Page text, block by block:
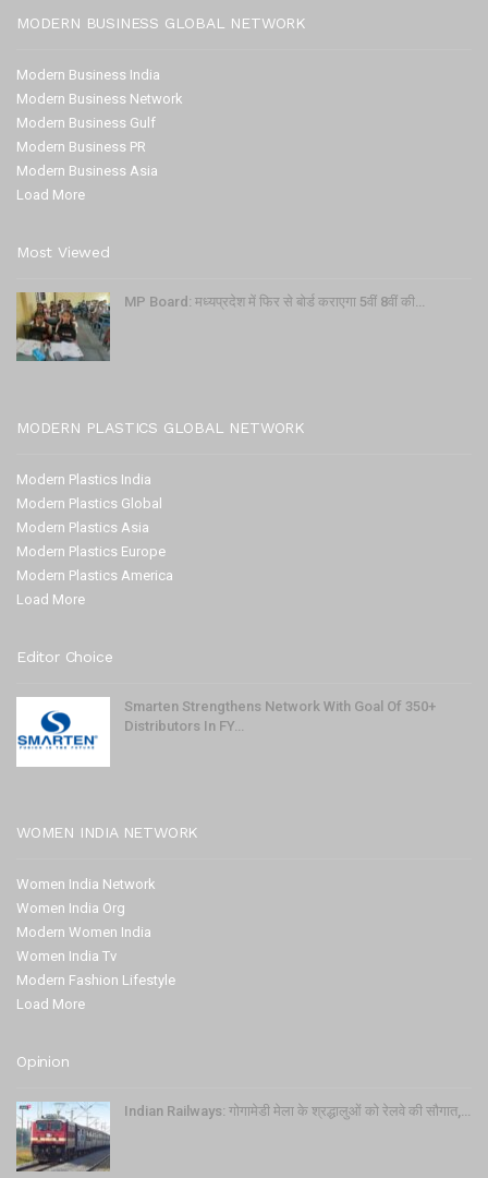
MODERN BUSINESS GLOBAL NETWORK
Modern Business India
Modern Business Network
Modern Business Gulf
Modern Business PR
Modern Business Asia
Load More
Most Viewed
MP Board: मध्यप्रदेश में फिर से बोर्ड कराएगा 5वीं 8वीं की…
MODERN PLASTICS GLOBAL NETWORK
Modern Plastics India
Modern Plastics Global
Modern Plastics Asia
Modern Plastics Europe
Modern Plastics America
Load More
Editor Choice
Smarten Strengthens Network With Goal Of 350+
Distributors In FY…
WOMEN INDIA NETWORK
Women India Network
Women India Org
Modern Women India
Women India Tv
Modern Fashion Lifestyle
Load More
Opinion
Indian Railways: गोगामेडी मेला के श्रद्धालुओं को रेलवे की सौगात,…